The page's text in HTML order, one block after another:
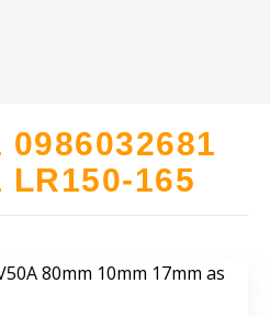
0986032681
LR150-165